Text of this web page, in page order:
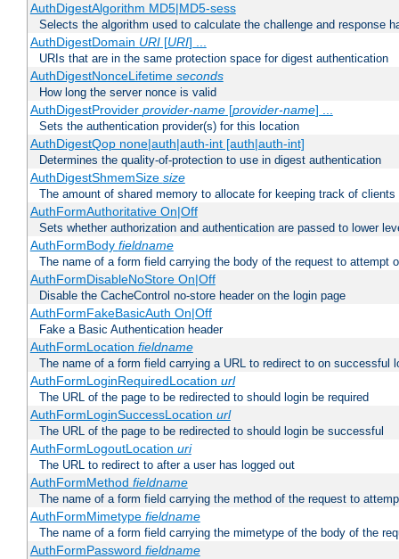
AuthDigestAlgorithm MD5|MD5-sess
Selects the algorithm used to calculate the challenge and response
AuthDigestDomain URI[URI] ...
URIs that are in the same protection space for digest authentication
AuthDigestNonceLifetime seconds
How long the server nonce is valid
AuthDigestProvider provider-name[provider-name] ...
Sets the authentication provider(s) for this location
AuthDigestQop none|auth|auth-int [auth|auth-int]
Determines the quality-of-protection to use in digest authentication
AuthDigestShmemSize size
The amount of shared memory to allocate for keeping track of clients
AuthFormAuthoritative On|Off
Sets whether authorization and authentication are passed to lower
AuthFormBody fieldname
The name of a form field carrying the body of the request to attempt
AuthFormDisableNoStore On|Off
Disable the CacheControl no-store header on the login page
AuthFormFakeBasicAuth On|Off
Fake a Basic Authentication header
AuthFormLocation fieldname
The name of a form field carrying a URL to redirect to on successful
AuthFormLoginRequiredLocation url
The URL of the page to be redirected to should login be required
AuthFormLoginSuccessLocation url
The URL of the page to be redirected to should login be successful
AuthFormLogoutLocation uri
The URL to redirect to after a user has logged out
AuthFormMethod fieldname
The name of a form field carrying the method of the request to
AuthFormMimetype fieldname
The name of a form field carrying the mimetype of the body of the
AuthFormPassword fieldname